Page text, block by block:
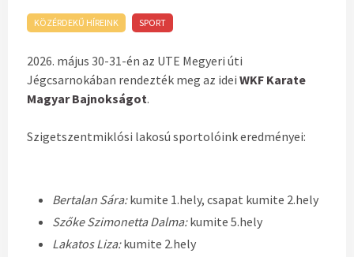
KÖZÉRDEKŰ HÍREINK SPORT
2026. május 30-31-én az UTE Megyeri úti
Jégcsarnokában rendezték meg az idei WKF Karate
Magyar Bajnokságot.
Szigetszentmiklósi lakosú sportolóink eredményei:
Bertalan Sára:kumite 1.hely, csapat kumite 2.hely
Szőke Szimonetta Dalma:kumite 5.hely
Lakatos Liza:kumite 2.hely